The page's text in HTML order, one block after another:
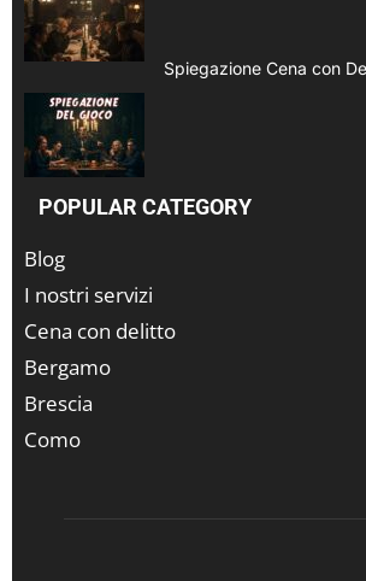
Spiegazione Cena con
POPULAR CATEGORY
Blog
I nostri servizi
Cena con delitto
Bergamo
Brescia
Como